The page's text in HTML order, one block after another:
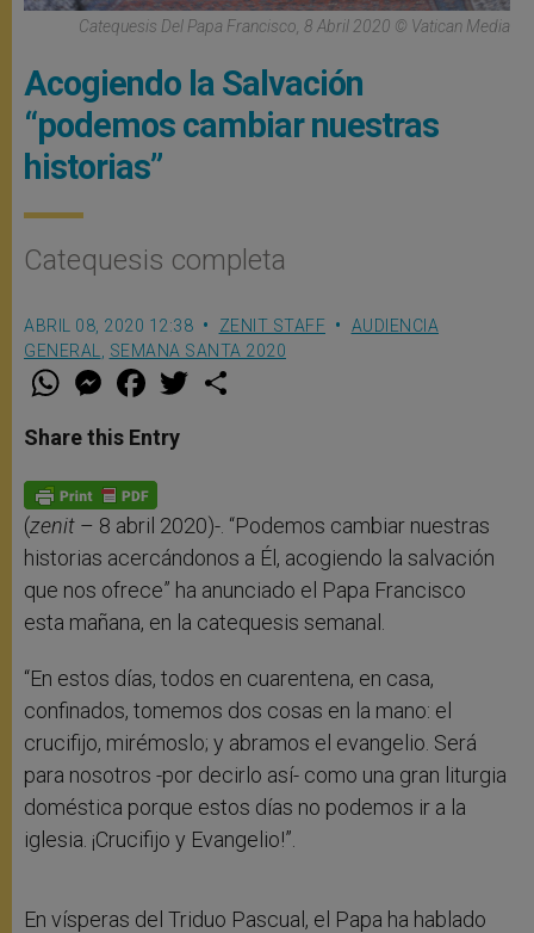
Catequesis Del Papa Francisco, 8 Abril 2020 © Vatican Media
Acogiendo la Salvación
“podemos cambiar nuestras
historias”
Catequesis completa
ABRIL 08, 2020 12:38 ZENIT STAFF
AUDIENCIA
GENERAL
SEMANA SANTA 2020
W
t
s
p
p
M
e
s
e
g
e
r
F
a
e
b
o
k
w
Share this Entry
(zenit – 8 abril 2020)-. “Podemos cambiar nuestras
historias acercándonos a Él, acogiendo la salvación
que nos ofrece” ha anunciado el Papa Francisco
esta mañana, en la catequesis semanal.
“En estos días, todos en cuarentena, en casa,
confinados, tomemos dos cosas en la mano: el
crucifijo, mirémoslo; y abramos el evangelio. Será
para nosotros -por decirlo así- como una gran liturgia
doméstica porque estos días no podemos ir a la
iglesia. ¡Crucifijo y Evangelio!”.
En vísperas del Triduo Pascual, el Papa ha hablado